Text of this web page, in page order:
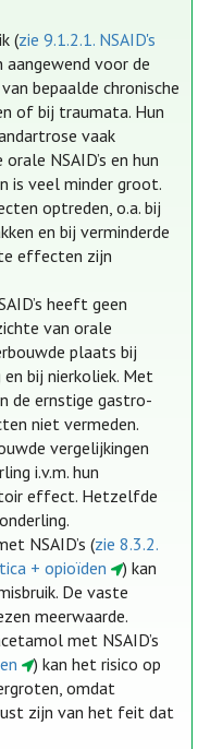
(zie 9.1.2.1. NSAID's
aangewend voor de
bepaalde chronische
of bij traumata. Hun
vaak
NSAID’s en hun
is veel minder groot.
optreden, o.a. bij
en bij verminderde
effecten zijn
heeft geen
van orale
plaats bij
bij nierkoliek. Met
de ernstige gastro-
niet vermeden.
vergelijkingen
i.v.m. hun
effect. Hetzelfde
NSAID’s (zie 8.3.2.
+ opioïden
) kan
De vaste
meerwaarde.
met NSAID’s
) kan het risico op
omdat
zijn van het feit dat